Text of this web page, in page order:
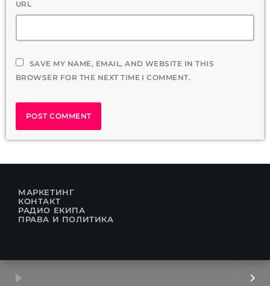
play_arrow keyboard_arrow_right
URL
SAVE MY NAME, EMAIL, AND WEBSITE IN THIS
BROWSER FOR THE NEXT TIME I COMMENT.
МАРКЕТИНГ
КОНТАКТ
РАДИО ЕКИПА
ПРАВА И ПОЛИТИКА